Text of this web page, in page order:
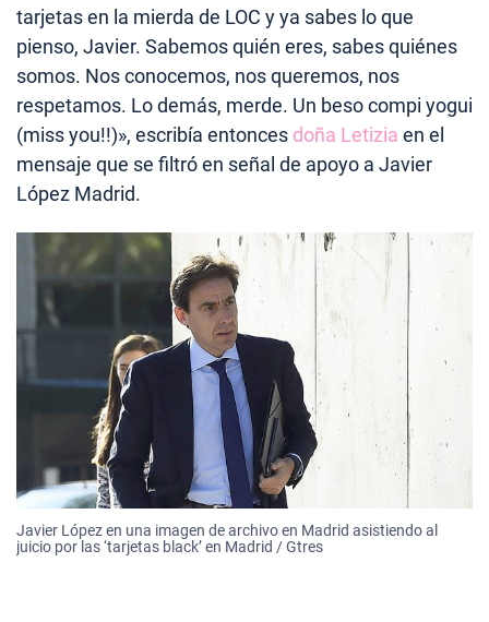
tarjetas en la mierda de LOC y ya sabes lo que
pienso, Javier. Sabemos quién eres, sabes quiénes
somos. Nos conocemos, nos queremos, nos
respetamos. Lo demás, merde. Un beso compi yogui
(miss you!!)», escribía entonces doña Letizia en el
mensaje que se filtró en señal de apoyo a Javier
López Madrid.
Javier López en una imagen de archivo en Madrid asistiendo al
juicio por las ‘tarjetas black’ en Madrid / Gtres